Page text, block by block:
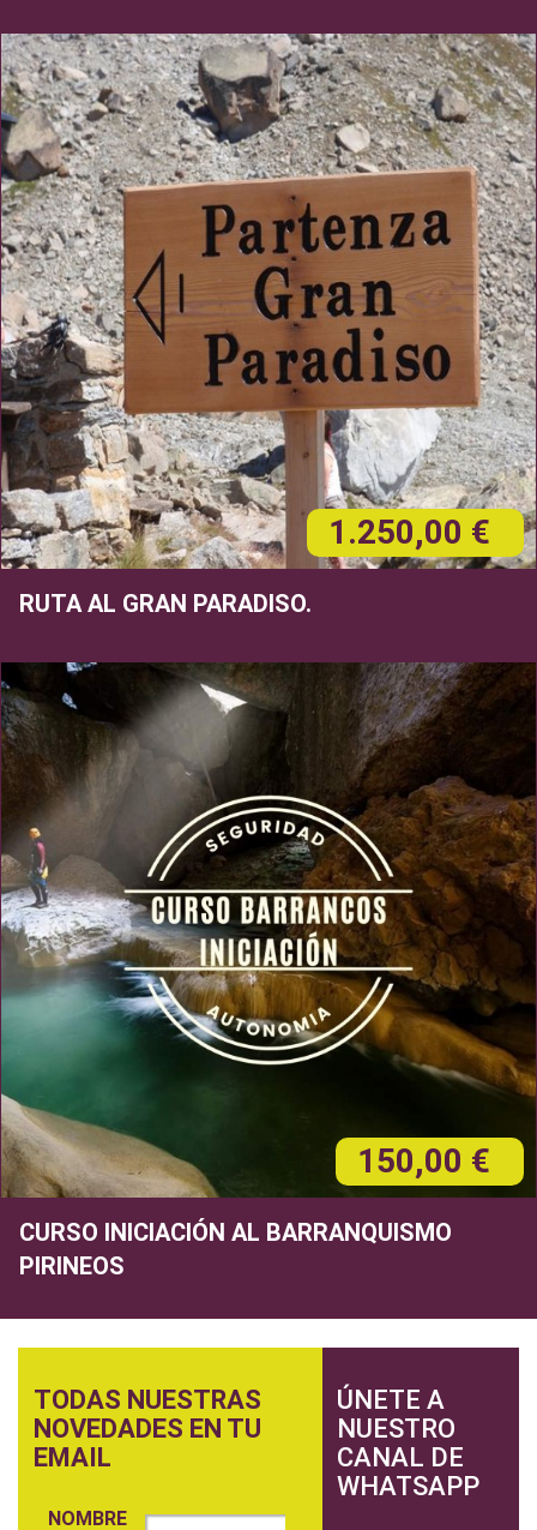
1.250,00 €
RUTA AL GRAN PARADISO.
150,00 €
CURSO INICIACIÓN AL BARRANQUISMO
PIRINEOS
TODAS NUESTRAS
NOVEDADES EN TU
EMAIL
NOMBRE
ÚNETE A
NUESTRO
CANAL DE
WHATSAPP